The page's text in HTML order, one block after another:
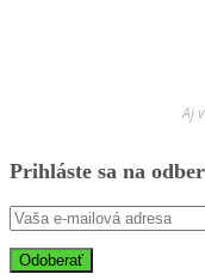
Aj
Prihláste sa na